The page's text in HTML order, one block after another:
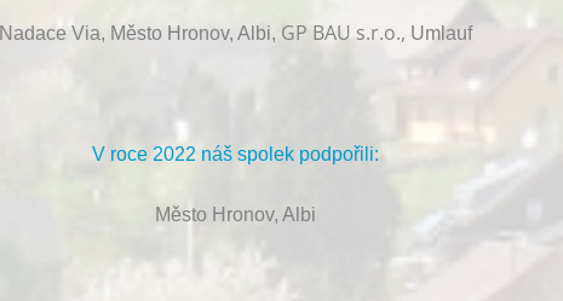
Nadace Via, Město Hronov, Albi, GP BAU s.r.o., Umlauf
V roce 2022 náš spolek podpořili:
Město Hronov, Albi